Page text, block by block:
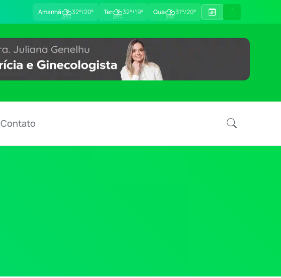
Amanhã⛈32°/20° Ter⛈32°/19° Qua⛈31°/20°
Contato